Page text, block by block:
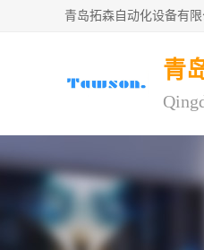
青岛拓森自动化设备有
青